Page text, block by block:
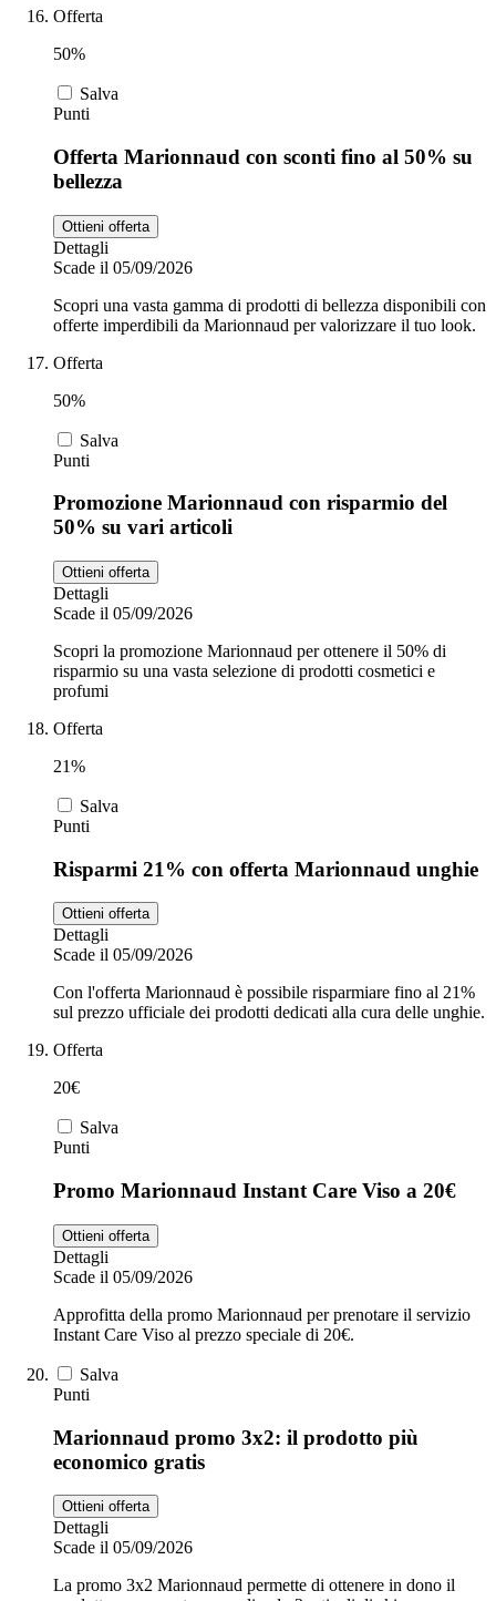
Offerta
50%
Salva
Punti
Offerta Marionnaud con sconti fino al 50% su
bellezza
Ottieni offerta
Dettagli
Scade il 05/09/2026
Scopri una vasta gamma di prodotti di bellezza disponibili con
offerte imperdibili da Marionnaud per valorizzare il tuo look.
Offerta
50%
Salva
Punti
Promozione Marionnaud con risparmio del
50% su vari articoli
Ottieni offerta
Dettagli
Scade il 05/09/2026
Scopri la promozione Marionnaud per ottenere il 50% di
risparmio su una vasta selezione di prodotti cosmetici e
profumi
Offerta
21%
Salva
Punti
Risparmi 21% con offerta Marionnaud unghie
Ottieni offerta
Dettagli
Scade il 05/09/2026
Con l'offerta Marionnaud è possibile risparmiare fino al 21%
sul prezzo ufficiale dei prodotti dedicati alla cura delle unghie.
Offerta
20€
Salva
Punti
Promo Marionnaud Instant Care Viso a 20€
Ottieni offerta
Dettagli
Scade il 05/09/2026
Approfitta della promo Marionnaud per prenotare il servizio
Instant Care Viso al prezzo speciale di 20€.
Salva
Punti
Marionnaud promo 3x2: il prodotto più
economico gratis
Ottieni offerta
Dettagli
Scade il 05/09/2026
La promo 3x2 Marionnaud permette di ottenere in dono il